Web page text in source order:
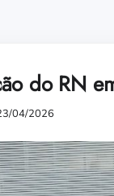
do RN
04/2026